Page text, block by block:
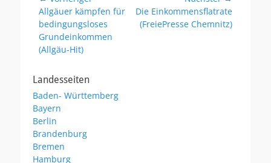
Vorheriger
Beitrag:
Allgäuer kämpfen für
bedingungsloses
Grundeinkommen
(Allgäu-Hit)
Nächster
Beitrag:
Die Einkommensflatrate
(FreiePresse Chemnitz)
Landesseiten
Baden- Württemberg
Bayern
Berlin
Brandenburg
Bremen
Hamburg